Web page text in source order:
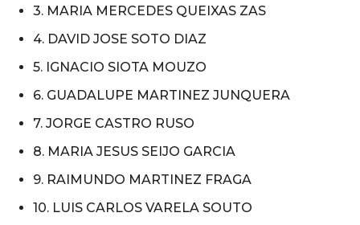
3. MARIA MERCEDES QUEIXAS ZAS
4. DAVID JOSE SOTO DIAZ
5. IGNACIO SIOTA MOUZO
6. GUADALUPE MARTINEZ JUNQUERA
7. JORGE CASTRO RUSO
8. MARIA JESUS SEIJO GARCIA
9. RAIMUNDO MARTINEZ FRAGA
10. LUIS CARLOS VARELA SOUTO